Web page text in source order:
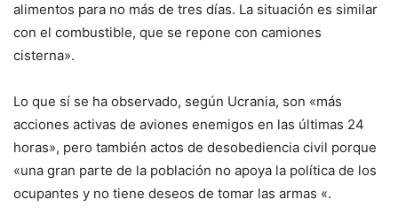
alimentos para no más de tres días. La situación es similar
con el combustible, que se repone con camiones
cisterna».
Lo que sí se ha observado, según Ucrania, son «más
acciones activas de aviones enemigos en las últimas 24
horas», pero también actos de desobediencia civil porque
«una gran parte de la población no apoya la política de los
ocupantes y no tiene deseos de tomar las armas «.